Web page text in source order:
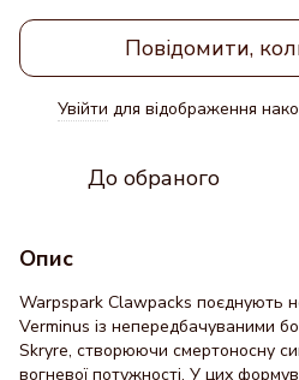
Повідомити,
Увійти для відображення
До обраного
Опис
Warpspark Clawpacks поєднують
Verminus із непередбачуваними
Skryre, створюючи смертоносну
вогневої потужності. У цих